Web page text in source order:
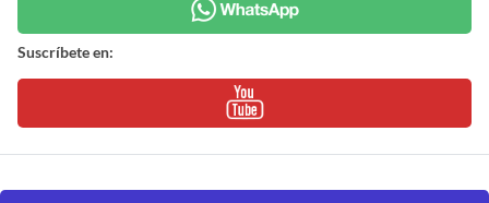
Suscríbete en: